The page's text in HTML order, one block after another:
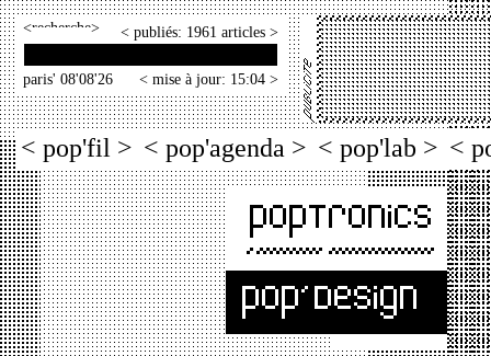
< > < publiés: 1961 articles >
paris' 08'08'26 < mise à jour: 15:04 >
< pop'fil > < pop'agenda > < pop'lab > <